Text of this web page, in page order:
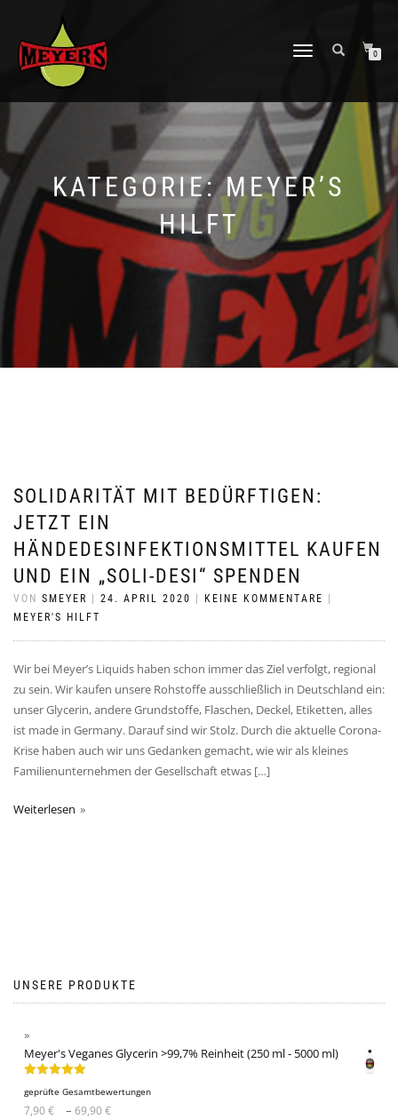
NAVIGATION
0
KATEGORIE:MEYER’S
HILFT
SOLIDARITÄT MIT BEDÜRFTIGEN:
JETZT EIN
HÄNDEDESINFEKTIONSMITTEL KAUFEN
UND EIN „SOLI-DESI“ SPENDEN
VON SMEYER 24. APRIL 2020 KEINE KOMMENTARE
MEYER'S HILFT
Wir bei Meyer’s Liquids haben schon immer das Ziel verfolgt, regional
zu sein. Wir kaufen unsere Rohstoffe ausschließlich in Deutschland ein:
unser Glycerin, andere Grundstoffe, Flaschen, Deckel, Etiketten, alles
ist made in Germany. Darauf sind wir Stolz. Durch die aktuelle Corona-
Krise haben auch wir uns Gedanken gemacht, wie wir als kleines
Familienunternehmen der Gesellschaft etwas […]
Weiterlesen
UNSERE PRODUKTE
Meyer's Veganes Glycerin >99,7% Reinheit (250 ml - 5000 ml)
5.00von 5
geprüfte Gesamtbewertungen
7,90€ – 69,90€